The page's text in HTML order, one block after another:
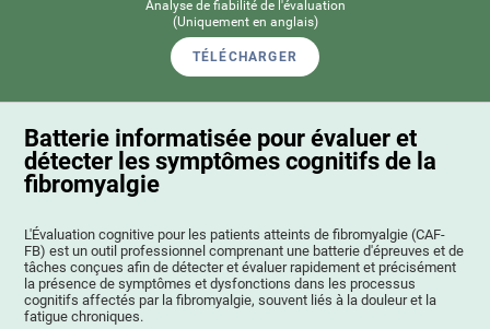
Analyse de fiabilité de l'évaluation
(Uniquement en anglais)
TÉLÉCHARGER
Batterie informatisée pour évaluer et
détecter les symptômes cognitifs de la
fibromyalgie
L'Évaluation cognitive pour les patients atteints de fibromyalgie (CAF-
FB) est un outil professionnel comprenant une batterie d'épreuves et de
tâches conçues afin de détecter et évaluer rapidement et précisément
la présence de symptômes et dysfonctions dans les processus
cognitifs affectés par la fibromyalgie, souvent liés à la douleur et la
fatigue chroniques.